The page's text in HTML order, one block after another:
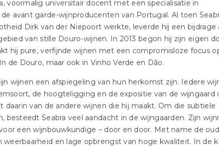
voormalig universitair docent met een specialisatie in
avant garde-wijnproducenten van Portugal. Al toen
Dirk van der Niepoort werkte, leverde hij een bijdrage
van stille Douro-wijnen. In 2013 begon hij zijn eigen
hij pure, verfijnde wijnen met een compromisloze focus
de Douro, maar ook in Vinho Verde en Dão.
wijnen een afspiegeling van hun herkomst zijn. Iedere
de hoogteligging en de expositie van de wijngaard
van de andere wijnen die hij maakt. Om die subtiele
besteedt Seabra veel aandacht in de wijngaarden. Zijn
een wijnbouwkundige – door en door. Met name de
en lage opbrengst van hoge kwaliteit. In de